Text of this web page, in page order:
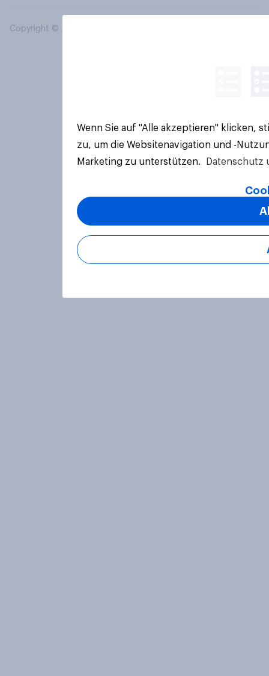
Copyright © 2026 YouGov PLC. Alle Rechte vorbehalten.
Wenn Sie auf "Alle akzeptieren" klicken,
zu, um die Websitenavigation und -
Marketing zu unterstützen.
Datenschutz